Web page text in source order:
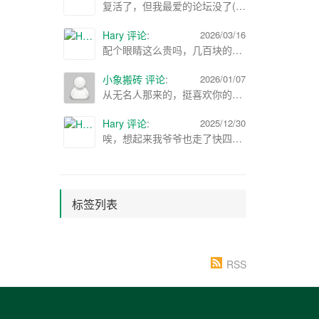
复活了，但我最爱的论坛没了(;´༎ຶД༎ຶ`)
Hary 评论: 2026/03/16
配个眼睛这么贵吗，几百块的感觉都挺好了
小象搬砖 评论: 2026/01/07
从无名人那来的，挺喜欢你的博客，可以加个友链吗? ：）
Hary 评论: 2025/12/30
唉，想起来我爷爷也走了快四年了，22年春节的时候走的，那时候查的正严，不想火化，就晚上偷偷埋了，也没办仪式
标签列表
RSS